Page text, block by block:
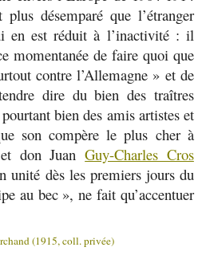
désemparé que l’étranger
en est réduit à l’inactivité : il
momentanée de faire quoi que
contre l’Allemagne » et de
dire du bien des traîtres
bien des amis artistes et
son compère le plus cher à
et don JuanGuy-Charles Cros
unité dès les premiers jours du
au bec », ne fait qu’accentuer
(1915, coll. privée)